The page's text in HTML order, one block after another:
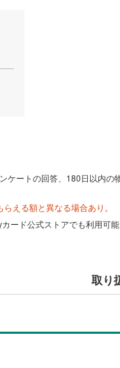
ケートの回答、180日以内の
える額と異なる場合あり。
ード公式ストアでも利用可能
取り